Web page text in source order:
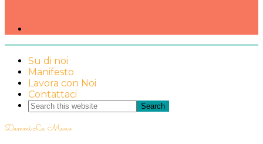
Su di noi
Manifesto
Lavora con Noi
Contattaci
Dammi La Mano